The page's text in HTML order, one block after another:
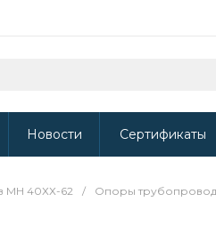
Новости Сертификаты
МН 40ХХ-62 / Опоры